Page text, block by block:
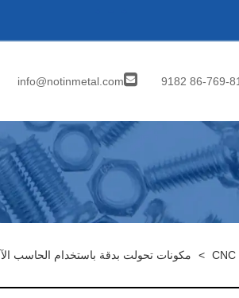
info@notinmetal.com
> مكونات تحولت بدقة باستخدام الحاسب